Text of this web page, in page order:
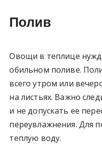
Полив
Овощи в теплице
обильном поливе.
всего утром или
на листьях. Важно
и не допускать ее
переувлажнения. Для
теплую воду.